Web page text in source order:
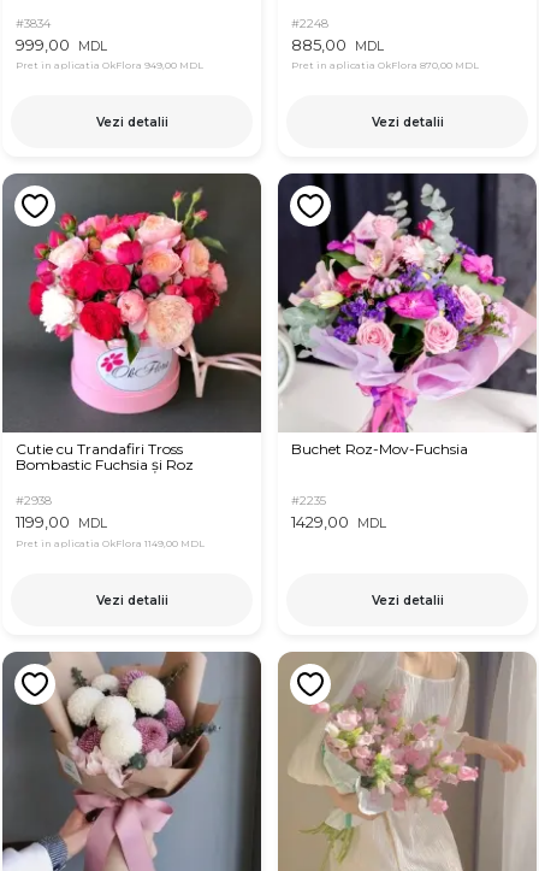
#3834
999,00 MDL
Pret in aplicatia OkFlora 949,00 MDL
Vezi detalii
#2248
885,00 MDL
Pret in aplicatia OkFlora 870,00 MDL
Vezi detalii
Cutie cu Trandafiri Tross
Bombastic Fuchsia și Roz
#2938
1199,00 MDL
Pret in aplicatia OkFlora 1149,00 MDL
Vezi detalii
Buchet Roz-Mov-Fuchsia
#2235
1429,00 MDL
Vezi detalii